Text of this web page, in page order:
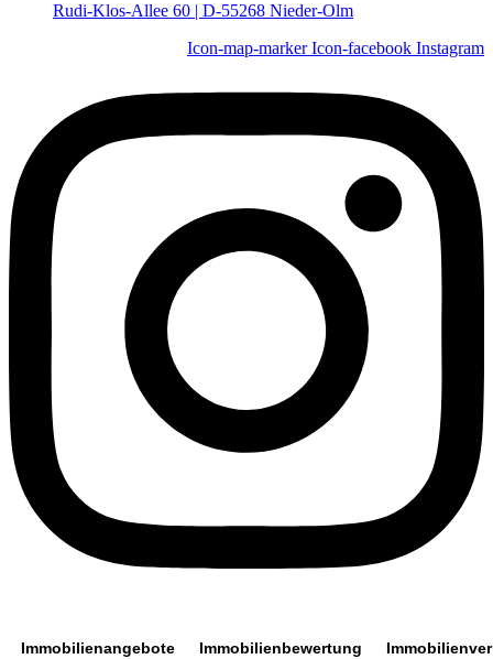
Rudi-Klos-Allee 60 | D-55268 Nieder-Olm
Icon-map-marker Icon-facebook Instagram
Immobilienangebote Immobilienbewertung